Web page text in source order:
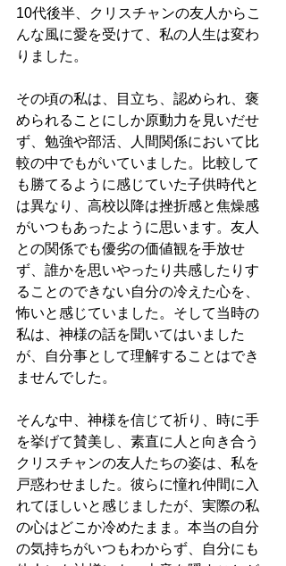
10代後半、クリスチャンの友人からこ
んな風に愛を受けて、私の人生は変わ
りました。
その頃の私は、目立ち、認められ、褒
められることにしか原動力を見いだせ
ず、勉強や部活、人間関係において比
較の中でもがいていました。比較して
も勝てるように感じていた子供時代と
は異なり、高校以降は挫折感と焦燥感
がいつもあったように思います。友人
との関係でも優劣の価値観を手放せ
ず、誰かを思いやったり共感したりす
ることのできない自分の冷えた心を、
怖いと感じていました。そして当時の
私は、神様の話を聞いてはいました
が、自分事として理解することはでき
ませんでした。
そんな中、神様を信じて祈り、時に手
を挙げて賛美し、素直に人と向き合う
クリスチャンの友人たちの姿は、私を
戸惑わせました。彼らに憧れ仲間に入
れてほしいと感じましたが、実際の私
の心はどこか冷めたまま。本当の自分
の気持ちがいつもわからず、自分にも